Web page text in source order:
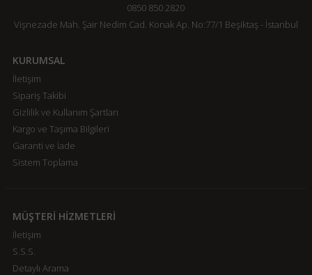
0850 850 2820
Vişnezade Mah. Şair Nedim Cad. Konak Ap. No:77/1 Beşiktaş - İstanbul
KURUMSAL
İletişim
Sipariş Takibi
Gizlilik ve Kullanım Şartları
Kargo ve Taşıma Bilgileri
Garanti ve İade
Sistem Toplama
MÜŞTERİ HİZMETLERİ
İletişim
S.S.S.
Detaylı Arama